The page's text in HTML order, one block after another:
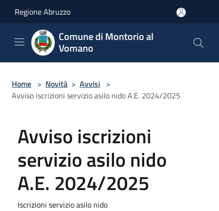
Regione Abruzzo
Comune di Montorio al
Vomano
Home > Novità > Avvisi >
Avviso iscrizioni servizio asilo nido A.E. 2024/2025
Avviso iscrizioni
servizio asilo nido
A.E. 2024/2025
Iscrizioni servizio asilo nido